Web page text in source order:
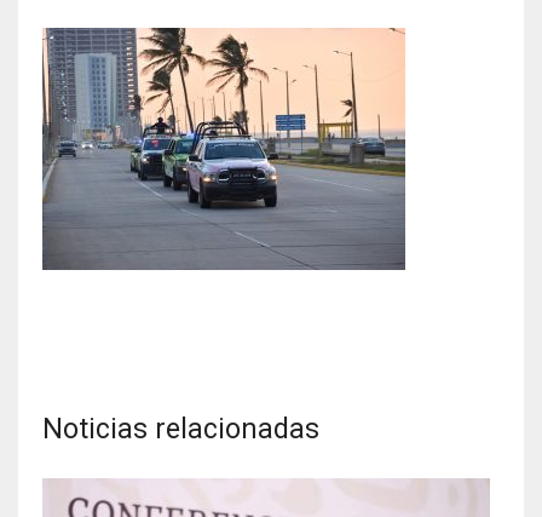
Noticias relacionadas